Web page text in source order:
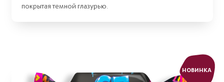
покрытая темной глазурью.
НОВИНКА